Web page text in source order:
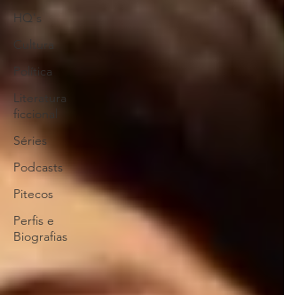
HQ's
Cultura
Política
Literatura
ficcional
Séries
Podcasts
Pitecos
Perfis e
Biografias